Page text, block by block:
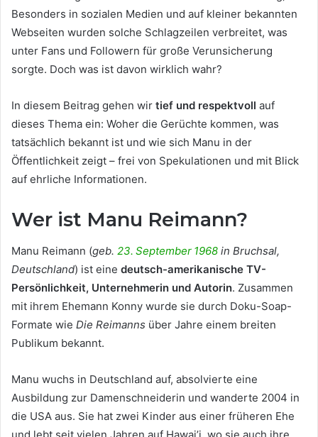
Besonders in sozialen Medien und auf kleiner bekannten
Webseiten wurden solche Schlagzeilen verbreitet, was
unter Fans und Followern für große Verunsicherung
sorgte. Doch was ist davon wirklich wahr?
In diesem Beitrag gehen wir tief und respektvoll auf
dieses Thema ein: Woher die Gerüchte kommen, was
tatsächlich bekannt ist und wie sich Manu in der
Öffentlichkeit zeigt – frei von Spekulationen und mit Blick
auf ehrliche Informationen.
Wer ist Manu Reimann?
Manu Reimann (geb. 23. September 1968 in Bruchsal,
Deutschland) ist eine deutsch-amerikanische TV-
Persönlichkeit, Unternehmerin und Autorin. Zusammen
mit ihrem Ehemann Konny wurde sie durch Doku-Soap-
Formate wie Die Reimanns über Jahre einem breiten
Publikum bekannt.
Manu wuchs in Deutschland auf, absolvierte eine
Ausbildung zur Damenschneiderin und wanderte 2004 in
die USA aus. Sie hat zwei Kinder aus einer früheren Ehe